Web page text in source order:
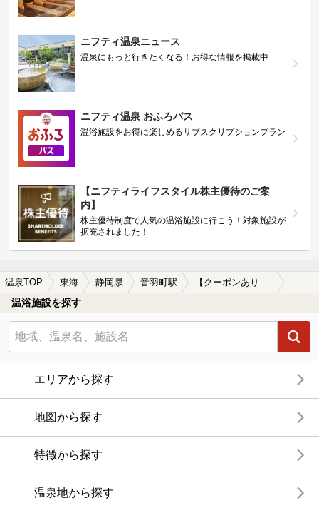
ニフティ温泉ニュース
温泉にもっと行きたくなる！お得な情報を掲載中
ニフティ温泉 おふろパス
温浴施設をお得に楽しめるサブスクリプションプラン
【ニフティライフスタイル株主優待のご案
内】
株主優待制度で人気の温浴施設に行こう！対象施設が
拡充されました！
温泉TOP 東海 静岡県 音羽町駅 【クーポンあり】一人旅におすすめの音羽町駅近くの温泉、日帰り温泉、スーパー銭湯おすすめ
温浴施設を探す
エリアから探す
地図から探す
特徴から探す
温泉地から探す